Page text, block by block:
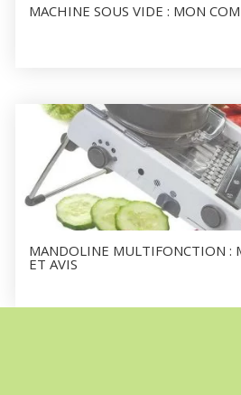
MACHINE SOUS VIDE : MON
MANDOLINE MULTIFONCTION :
ET AVIS